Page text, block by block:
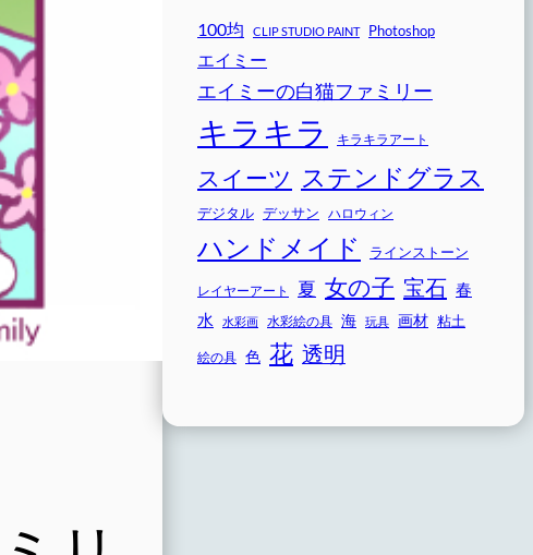
100均 CLIP STUDIO PAINT Photoshop
エイミー
エイミーの白猫ファミリー
キラキラ キラキラアート
スイーツ ステンドグラス
デジタル デッサン ハロウィン
ハンドメイド ラインストーン
レイヤーアート 夏 女の子 宝石 春
水
水彩画 水彩絵の具 海 玩具 画材 粘土
絵の具 色 花 透明